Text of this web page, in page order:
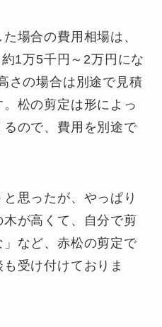
場合の費用相場は、
1万5千円～2万円にな
さの場合は別途で見積
松の剪定は形によっ
ので、費用を別途で
と思ったが、やっぱり
が高くて、自分で剪
など、赤松の剪定で
受け付けておりま